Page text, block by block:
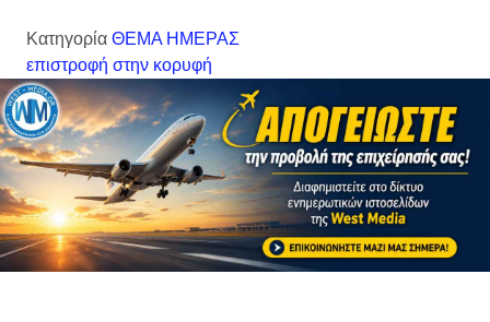
Κατηγορία ΘΕΜΑ ΗΜΕΡΑΣ
επιστροφή στην κορυφή